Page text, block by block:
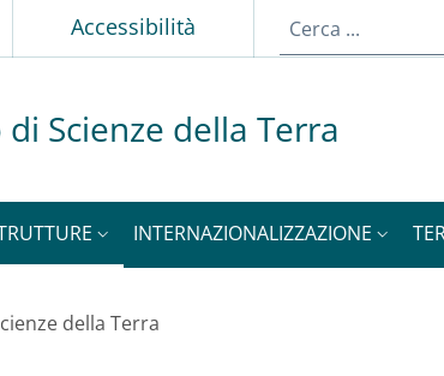
Accessibilità
Scienze della Terra
INTERNAZIONALIZZAZIONE
della Terra